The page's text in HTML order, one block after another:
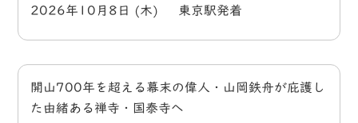
2026年10月8日 (木) 東京駅発着
開山700年を超える幕末の偉人・山岡鉄舟が庇護し
た由緒ある禅寺・国泰寺へ